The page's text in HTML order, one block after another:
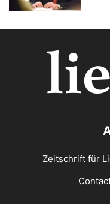
Zeitschrift für